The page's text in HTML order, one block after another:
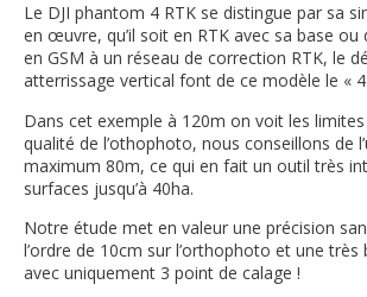
Le DJI phantom 4 RTK se distingue par sa
en œuvre, qu’il soit en RTK avec sa base ou
en GSM à un réseau de correction RTK, le
atterrissage vertical font de ce modèle le «
Dans cet exemple à 120m on voit les
qualité de l’othophoto, nous conseillons de
maximum 80m, ce qui en fait un outil très
surfaces jusqu’à 40ha.
Notre étude met en valeur une précision
l’ordre de 10cm sur l’orthophoto et une très
avec uniquement 3 point de calage !